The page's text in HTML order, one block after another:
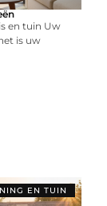
en tuin Uw
is uw
EN TUIN